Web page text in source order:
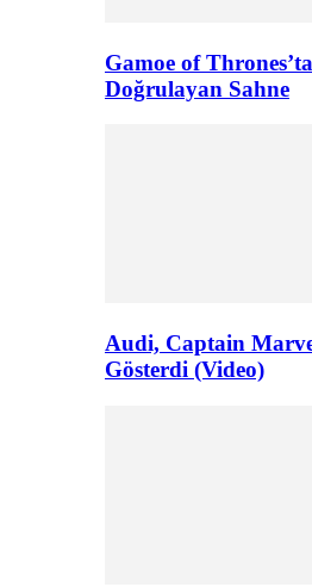
Gamoe of
Doğrulayan Sahne
Audi, Captain
Gösterdi (Video)